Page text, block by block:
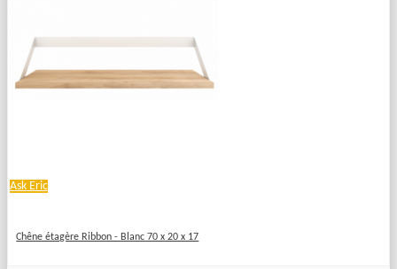
Ask Eric
Chêne étagère Ribbon - Blanc 70 x 20 x 17